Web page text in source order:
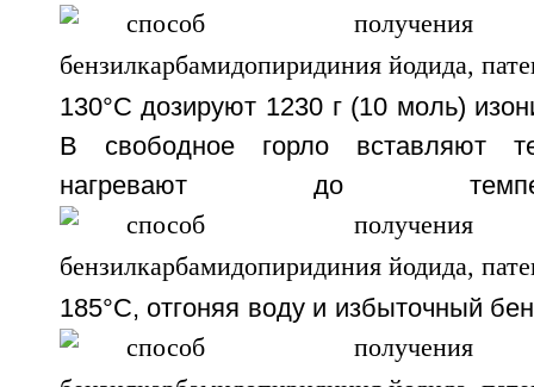
130°С дозируют 1230 г (10 моль)
В свободное горло вставляют
нагревают до
185°С, отгоняя воду и избыточный